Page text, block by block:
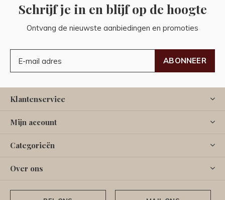
Schrijf je in en blijf op de hoogte
Ontvang de nieuwste aanbiedingen en promoties
ABONNEER
Klantenservice
Mijn account
Categorieën
Over ons